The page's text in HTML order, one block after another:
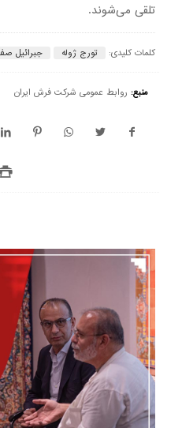
تلقی می‌شوند.
کلمات کلیدی: تورج ژوله جبرائیل
منبع: روابط عمومی شرکت فرش ایران